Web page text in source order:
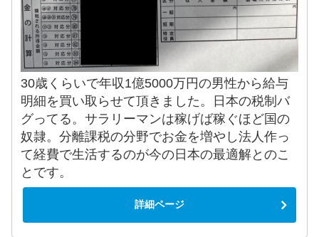
30歳くらいで年収1億5000万円の男性から給与
明細を買い取らせて頂きました。日本の税制バ
グってる。サラリーマンは稼げば稼ぐほど国の
奴隷。分離課税の分野でお金を増やし法人作っ
て経費で生活するのが今の日本の最適解とのこ
とです。
詳細ページ